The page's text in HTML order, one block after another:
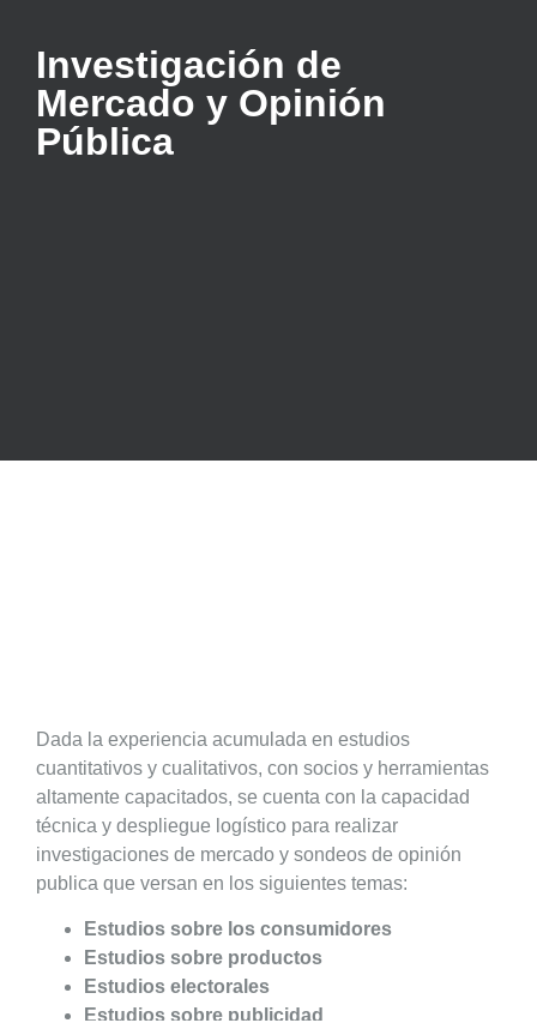
Investigación de
Mercado y Opinión
Pública
Dada la experiencia acumulada en estudios
cuantitativos y cualitativos, con socios y herramientas
altamente capacitados, se cuenta con la capacidad
técnica y despliegue logístico para realizar
investigaciones de mercado y sondeos de opinión
publica que versan en los siguientes temas:
Estudios sobre los consumidores
Estudios sobre productos
Estudios electorales
Estudios sobre publicidad